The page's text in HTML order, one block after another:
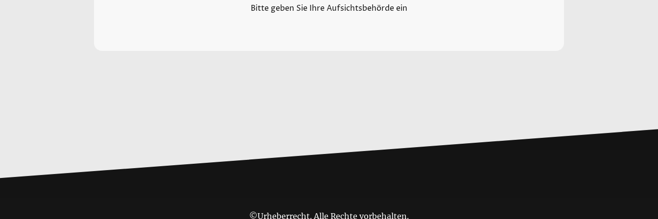
Bitte geben Sie Ihre Aufsichtsbehörde ein
©Urheberrecht. Alle Rechte vorbehalten.